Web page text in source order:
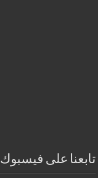
تابعنا على فيسبوك